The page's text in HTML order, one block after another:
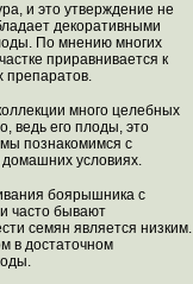
и это утверждение не
декоративными
По мнению многих
приравнивается к
препаратов.
много целебных
ведь его плоды, это
познакомимся с
условиях.
боярышника с
часто бывают
семян является низким.
в достаточном